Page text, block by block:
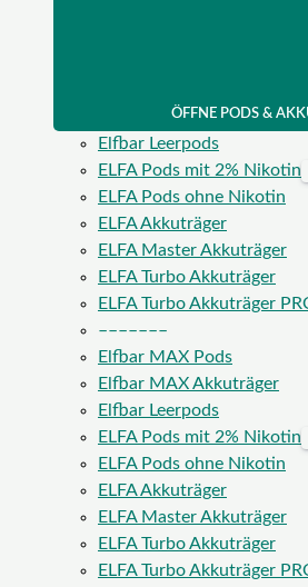
ÖFFNE PODS &
Elfbar Leerpods
ELFA Pods mit 2% Nikotin
ELFA Pods ohne Nikotin
ELFA Akkuträger
ELFA Master Akkuträger
ELFA Turbo Akkuträger
ELFA Turbo Akkuträger
–––––––
Elfbar MAX Pods
Elfbar MAX Akkuträger
Elfbar Leerpods
ELFA Pods mit 2% Nikotin
ELFA Pods ohne Nikotin
ELFA Akkuträger
ELFA Master Akkuträger
ELFA Turbo Akkuträger
ELFA Turbo Akkuträger